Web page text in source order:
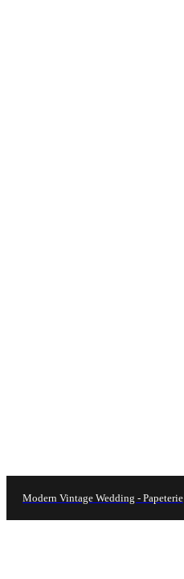
Modern Vintage Wedding - Papeterie